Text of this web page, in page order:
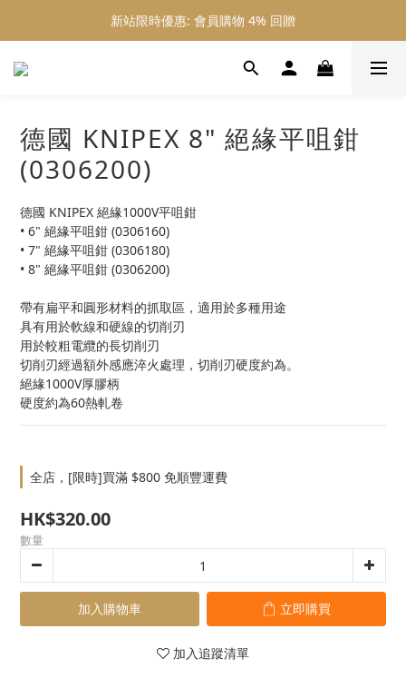
新站限時優惠: 會員購物 4% 回贈
新站限時優惠: 會員購物 4% 回贈
新站限時優惠: 滿 $800 順豐免運費
德國 KNIPEX 8" 絕緣平咀鉗
(0306200)
德國 KNIPEX 絕緣1000V平咀鉗
• 6" 絕緣平咀鉗 (0306160)
• 7" 絕緣平咀鉗 (0306180)
• 8" 絕緣平咀鉗 (0306200)
帶有扁平和圓形材料的抓取區，適用於多種用途
具有用於軟線和硬線的切削刃
用於較粗電纜的長切削刃
切削刃經過額外感應淬火處理，切削刃硬度約為。
絕緣1000V厚膠柄
硬度約為60熱軋卷
全店，[限時]買滿 $800 免順豐運費
HK$320.00
數量
加入購物車 立即購買
加入追蹤清單